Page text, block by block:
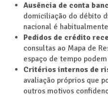
Ausência de conta
domiciliação do débito
nacional é
Pedidos de crédito
consultas ao Mapa de
espaço de tempo
Critérios internos de
avaliação próprios que
outros motivos